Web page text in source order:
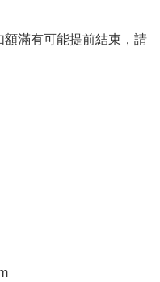
滿有可能提前結束，請